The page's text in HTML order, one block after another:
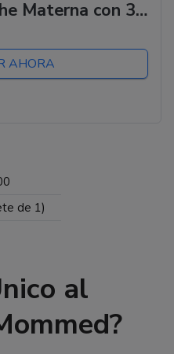
Materna con 3
fugas, 27mm,
AHORA
de 1)
al